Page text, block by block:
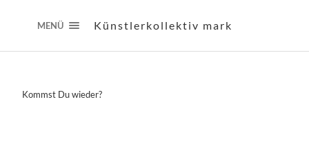
MENÜ Künstlerkollektiv mark
Kommst Du wieder?